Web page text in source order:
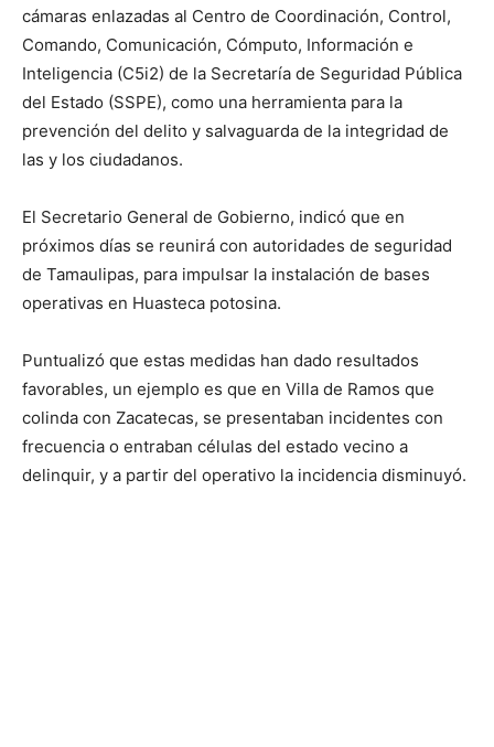
cámaras enlazadas al Centro de Coordinación, Control,
Comando, Comunicación, Cómputo, Información e
Inteligencia (C5i2) de la Secretaría de Seguridad Pública
del Estado (SSPE), como una herramienta para la
prevención del delito y salvaguarda de la integridad de
las y los ciudadanos.
El Secretario General de Gobierno, indicó que en
próximos días se reunirá con autoridades de seguridad
de Tamaulipas, para impulsar la instalación de bases
operativas en Huasteca potosina.
Puntualizó que estas medidas han dado resultados
favorables, un ejemplo es que en Villa de Ramos que
colinda con Zacatecas, se presentaban incidentes con
frecuencia o entraban células del estado vecino a
delinquir, y a partir del operativo la incidencia disminuyó.